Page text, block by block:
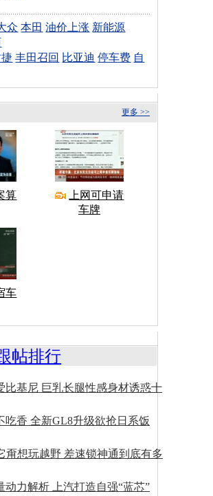
众 本田 油价上涨 新能源
丰田召回 比亚迪 停车费 自
更多 >>
算
上网可申请
车牌
车
帖排行
比基尼 巨乳长腿性感身材诱惑十
吃香 全新GL8升级欲抢日系饭
甭想玩越野 差速锁神通到底有多
动力解析 上汽打造自强“蓝芯”